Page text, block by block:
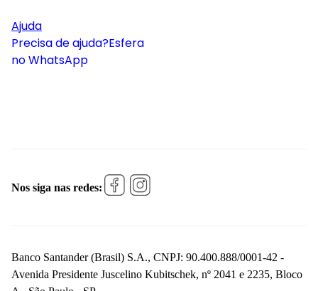
Ajuda
Precisa de ajuda?Esfera
no WhatsApp
Nos siga nas redes:
Banco Santander (Brasil) S.A., CNPJ: 90.400.888/0001-42 -
Avenida Presidente Juscelino Kubitschek, nº 2041 e 2235, Bloco